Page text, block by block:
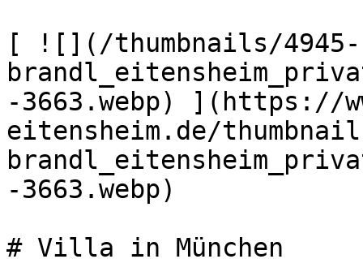
[ ![](/thumbnails/4945-
-3663.webp) ](https://
eitensheim.de/
-3663.webp)
# Villa in München